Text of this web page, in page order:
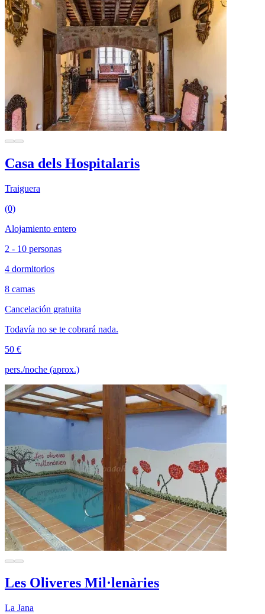
Casa dels Hospitalaris
Traiguera
(0)
Alojamiento entero
2 - 10 personas
4 dormitorios
8 camas
Cancelación gratuita
Todavía no se te cobrará nada.
50 €
pers./noche (aprox.)
Les Oliveres Mil·lenàries
La Jana